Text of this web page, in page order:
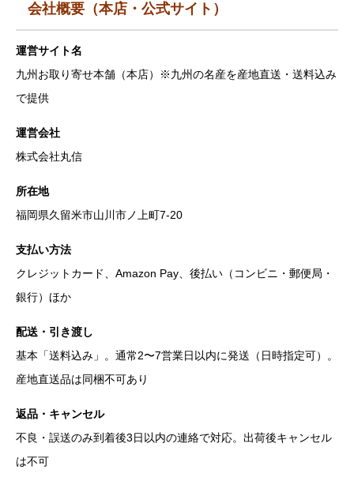
会社概要（本店・公式サイト）
運営サイト名
九州お取り寄せ本舗（本店）※九州の名産を産地直送・送料込み
で提供
運営会社
株式会社丸信
所在地
福岡県久留米市山川市ノ上町7-20
支払い方法
クレジットカード、Amazon Pay、後払い（コンビニ・郵便局・
銀行）ほか
配送・引き渡し
基本「送料込み」。通常2〜7営業日以内に発送（日時指定可）。
産地直送品は同梱不可あり
返品・キャンセル
不良・誤送のみ到着後3日以内の連絡で対応。出荷後キャンセル
は不可